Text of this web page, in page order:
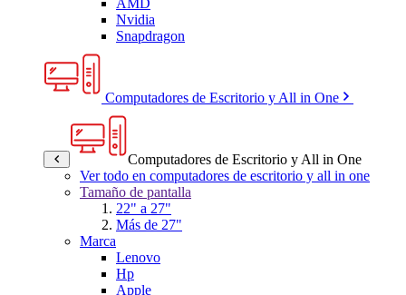
Nvidia
Snapdragon
Computadores de Escritorio y All in One
Computadores de Escritorio y All in One
Ver todo en computadores de escritorio y all in one
Tamaño de pantalla
22" a 27"
Más de 27"
Marca
Lenovo
Hp
Apple